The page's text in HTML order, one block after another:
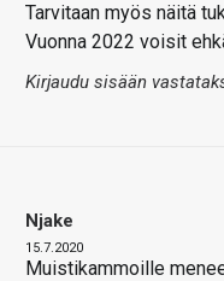
Tarvitaan myös näitä
Vuonna 2022 voisit
Kirjaudu sisään
Njake
15.7.2020
Muistikammoille